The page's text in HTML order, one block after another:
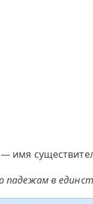
имя
падежам в